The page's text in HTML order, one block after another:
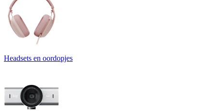
Headsets en oordopjes